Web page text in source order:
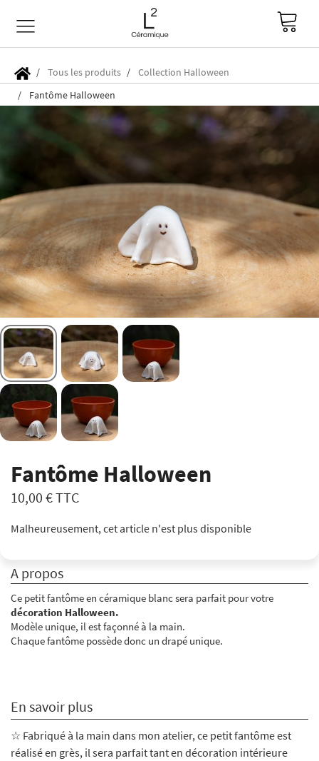
Tous les produits
Collection Halloween
Fantôme Halloween
Fantôme Halloween
10,00 €TTC
Malheureusement, cet article n'est plus disponible
A propos
Ce petit fantôme en céramique blanc sera parfait pour votre
décoration Halloween.
Modèle unique, il est façonné à la main.
Chaque fantôme possède donc un drapé unique.
En savoir plus
☆ Fabriqué à la main dans mon atelier, ce petit fantômeest
réalisé en grès, il sera parfait tant en décoration intérieure